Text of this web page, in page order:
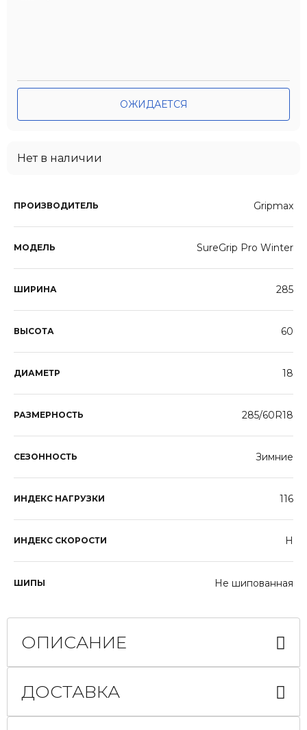
ПРОИЗВОДИТЕЛЬ Gripmax
МОДЕЛЬ SureGrip Pro Winter
ШИРИНА 285
ВЫСОТА 60
ДИАМЕТР 18
РАЗМЕРНОСТЬ 285/60R18
СЕЗОННОСТЬ Зимние
ИНДЕКС НАГРУЗКИ 116
ИНДЕКС СКОРОСТИ H
ШИПЫ Не шипованная
ОЖИДАЕТСЯ
Нет в наличии
ОПИСАНИЕ
ДОСТАВКА